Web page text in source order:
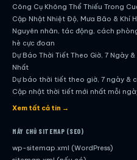
Công Cụ Không Thể Thiếu Trong
Cập Nhật Nhiệt Độ, Mưa Bão & Khí
Nguyên nhân, tác động, cách
hè cực đoan
Dự Báo Thời Tiết Theo Giờ, 7 Ngày
Nhất
Dự báo thời tiết theo giờ, 7 ngày &
Cập nhật thời tiết mới nhất mỗi
Hướng dẫn đầy đủ về dự báo thời
Dự Báo Thời Tiết Theo Giờ, 7 Ngày
Công Cụ Không Thể Thiếu Trong
Xem tất cả tin →
MÁY CHỦ SITEMAP (SEO)
wp-sitemap.xml (WordPress)